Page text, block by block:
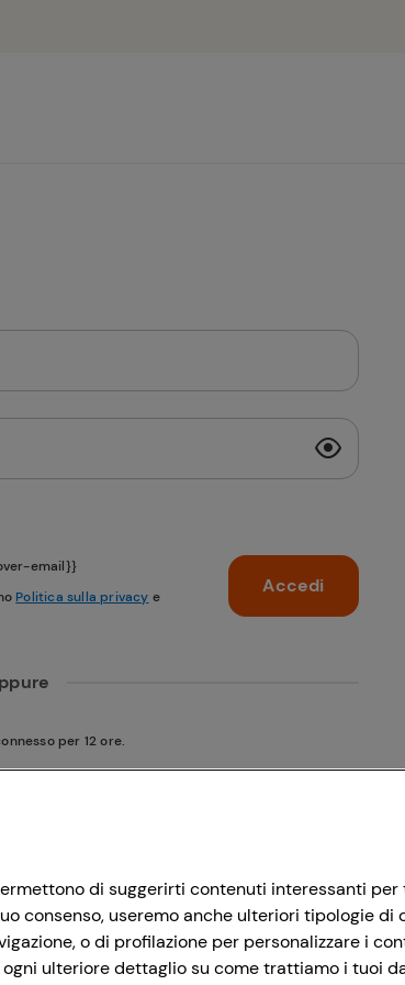
email}}
Politica sulla privacy e Accedi
per 12 ore.
Facebook
di suggerirti contenuti interessanti
consenso, useremo anche ulteriori tipologie di
o di profilazione per personalizzare i
ulteriore dettaglio su come trattiamo i tuoi